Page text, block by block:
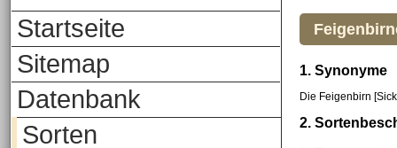
Startseite
Sitemap
Datenbank
Sorten
1. Synonyme
Die Feigenbirn
2.